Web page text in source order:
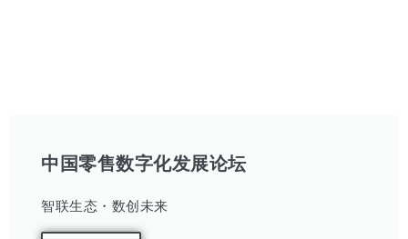
中国零售数字化发展论坛
智联生态・数创未来